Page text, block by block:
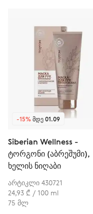
-15%ᲛᲓᲔ 01.09
Siberian Wellness -
ტორგონი (აბრეშუმი),
ხელის ნიღაბი
არტიკლი 430721
24,93 ₾ / 100 ml
75 მლ